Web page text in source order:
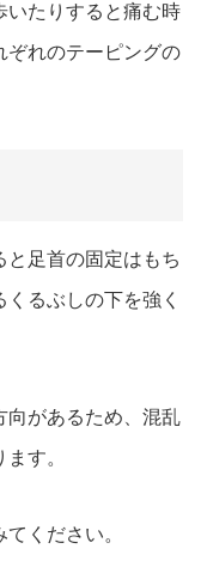
いたりすると痛む時
ぞれのテーピングの
と足首の固定はもち
るぶしの下を強く
向があるため、混乱
す。
ください。